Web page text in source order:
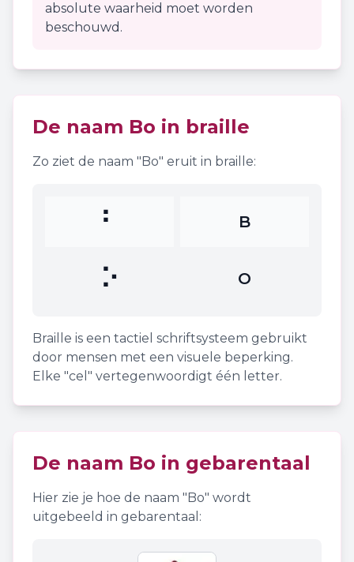
absolute waarheid moet worden
beschouwd.
De naam Bo in braille
Zo ziet de naam "Bo" eruit in braille:
⠃ B
⠕ O
Braille is een tactiel schriftsysteem gebruikt
door mensen met een visuele beperking.
Elke "cel" vertegenwoordigt één letter.
De naam Bo in gebarentaal
Hier zie je hoe de naam "Bo" wordt
uitgebeeld in gebarentaal: